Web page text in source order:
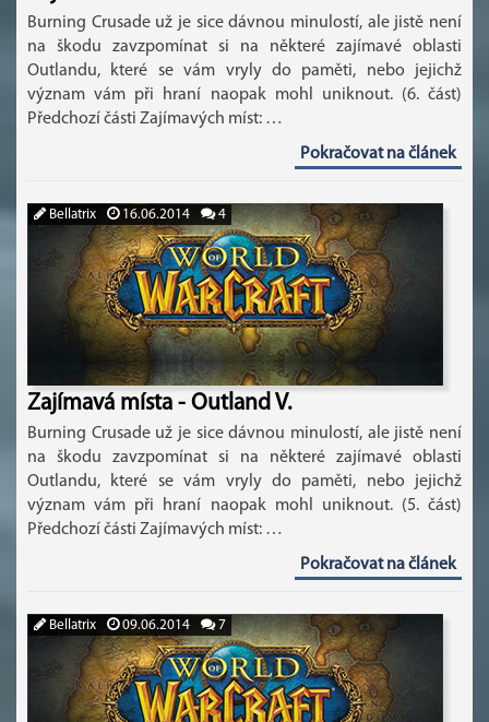
Burning Crusade už je sice dávnou minulostí, ale jistě není
na škodu zavzpomínat si na některé zajímavé oblasti
Outlandu, které se vám vryly do paměti, nebo jejichž
význam vám při hraní naopak mohl uniknout. (6. část)
Předchozí části Zajímavých míst: …
Pokračovat na článek
Bellatrix 16.06.2014 4
Zajímavá místa - Outland V.
Burning Crusade už je sice dávnou minulostí, ale jistě není
na škodu zavzpomínat si na některé zajímavé oblasti
Outlandu, které se vám vryly do paměti, nebo jejichž
význam vám při hraní naopak mohl uniknout. (5. část)
Předchozí části Zajímavých míst: …
Pokračovat na článek
Bellatrix 09.06.2014 7